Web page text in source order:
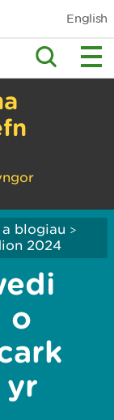
English
blogiau >
2024
o
yr